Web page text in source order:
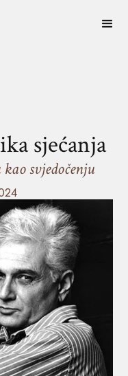
sjećanja
svjedočenju